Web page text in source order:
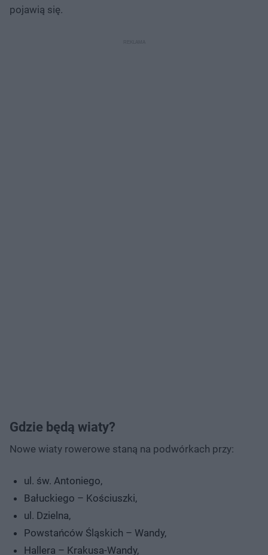
pojawią się.
Gdzie będą wiaty?
Nowe wiaty rowerowe staną na podwórkach przy:
ul. św. Antoniego,
Bałuckiego – Kościuszki,
ul. Dzielna,
Powstańców Śląskich – Wandy,
Hallera – Krakusa-Wandy,